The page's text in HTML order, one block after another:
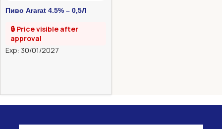
Пиво Ararat 4.5% – 0,5Л
🔒 Price visible after
approval
Exp: 30/01/2027